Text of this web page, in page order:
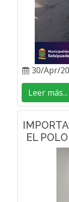
30/Apr/
Leer más...
EL